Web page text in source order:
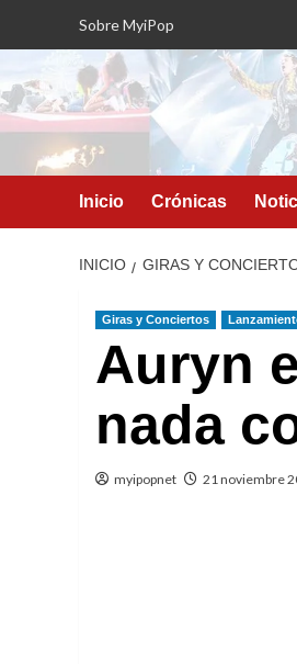
Sobre MyiPop
Inicio Crónicas
INICIO GIRAS Y
Giras y Conciertos
Auryn
nada
myipopnet 21 noviembre